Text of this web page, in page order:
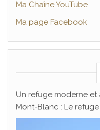
Ma Chaîne YouTube
Ma page Facebook
Un refuge moderne
Mont-Blanc : Le